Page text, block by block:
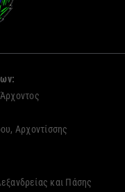
Αρχοντίσσης
και Πάσης